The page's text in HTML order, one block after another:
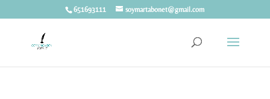
651693111 soymartabonet@gmail.com